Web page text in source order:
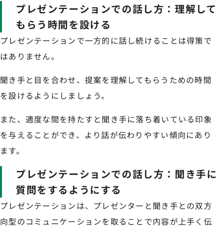
プレゼンテーションでの話し方：理解して
もらう時間を設ける
プレゼンテーションで一方的に話し続けることは得策で
はありません。
聞き手と目を合わせ、提案を理解してもらうための時間
を設けるようにしましょう。
また、適度な間を持たすと聞き手に落ち着いている印象
を与えることができ、より話が伝わりやすい傾向にあり
ます。
プレゼンテーションでの話し方：聞き手に
質問をするようにする
プレゼンテーションは、プレゼンターと聞き手との双方
向型のコミュニケーションを取ることで内容が上手く伝